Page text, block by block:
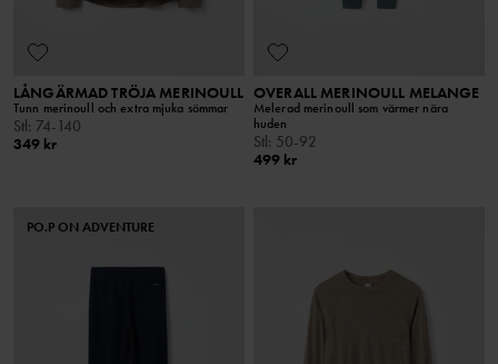
LÅNGÄRMAD TRÖJA MERINOULL
Tunn merinoull och extra mjuka sömmar
Stl: 74-140
349 kr
OVERALL MERINOULL MELANGE
Melerad merinoull som värmer nära
huden
Stl: 50-92
499 kr
PO.P ON ADVENTURE